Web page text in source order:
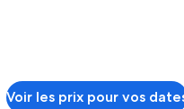
Voir les prix pour vos